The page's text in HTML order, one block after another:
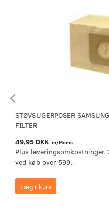
STØVSUGERPOSER
FILTER
49,95 DKK m/Moms
Plus
ved køb over 599,-
Læg i kurv